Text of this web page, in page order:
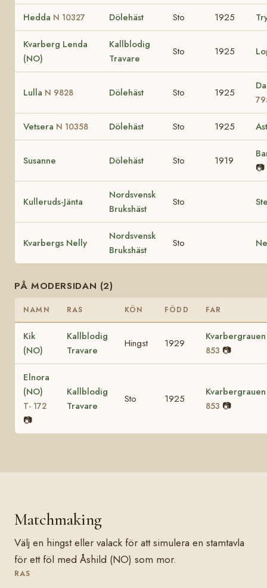
Hedda N 10327 Dölehäst Sto 1925
Kvarberg Lenda
(NO)
Kallblodig
Travare
Sto 1925
Lulla N 9828 Dölehäst Sto 1925
Vetsera N 10358 Dölehäst Sto 1925
Susanne Dölehäst Sto 1919
📷
Kulleruds-Jänta
Nordsvensk
Brukshäst
Sto
Kvarbergs Nelly
Nordsvensk
Brukshäst
Sto
PÅ MODERSIDAN (2)
NAMN RAS KÖN FÖDD FAR
Kik
(NO)
Kallblodig
Travare
Hingst 1929
Kvarbergrauen
853 📷
Elnora
(NO)
T- 172
📷
Kallblodig
Travare
Sto 1925
Kvarbergrauen
853 📷
Matchmaking
Välj en hingst eller valack för att simulera en stamtavla
för ett föl med Åshild (NO) som mor.
RAS